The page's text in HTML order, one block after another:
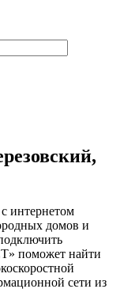
интернетом
домов и
поможет найти
сети из